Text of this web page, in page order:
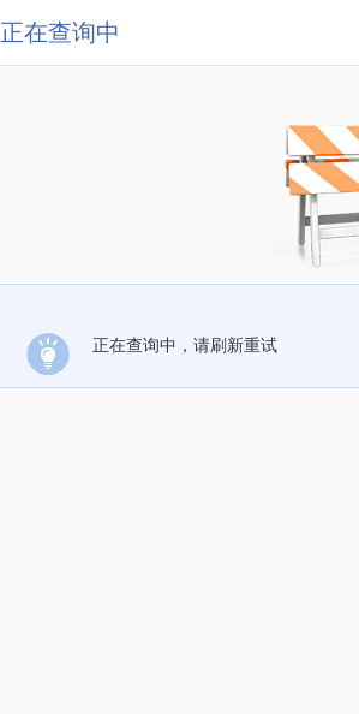
正在查询中
正在查询中，请刷新重试